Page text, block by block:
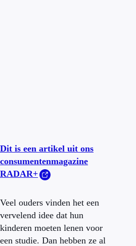
Dit is een artikel uit ons
consumentenmagazine
RADAR+
Veel ouders vinden het een
vervelend idee dat hun
kinderen moeten lenen voor
een studie. Dan hebben ze al